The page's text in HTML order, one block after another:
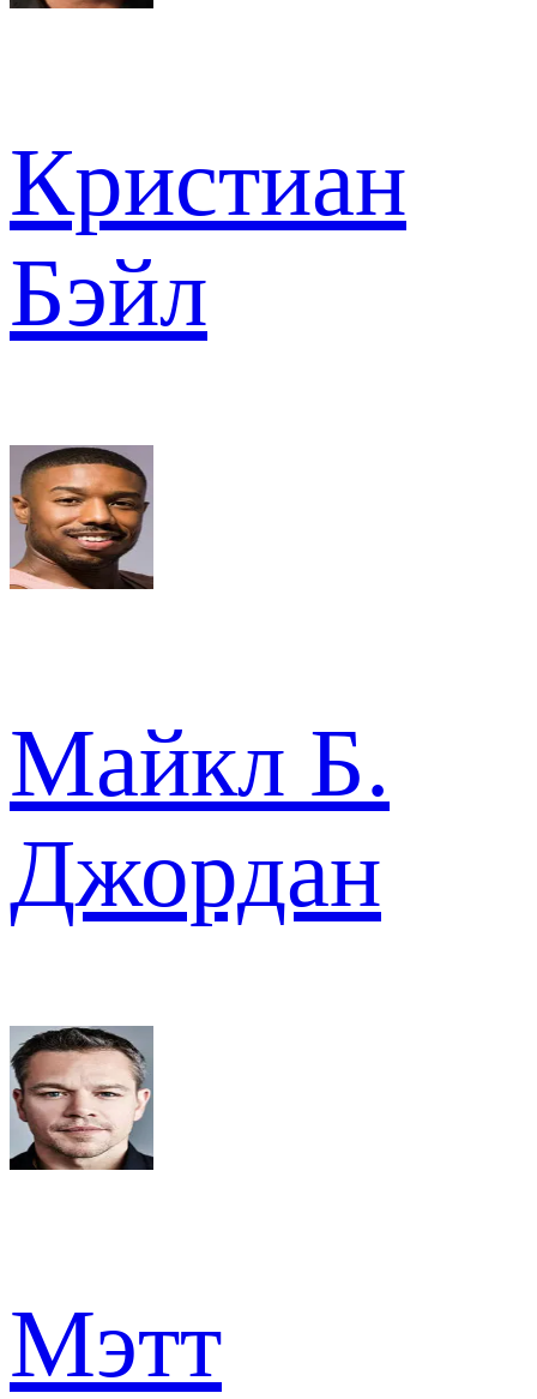
Кристиан
Бэйл
Майкл Б.
Джордан
Мэтт